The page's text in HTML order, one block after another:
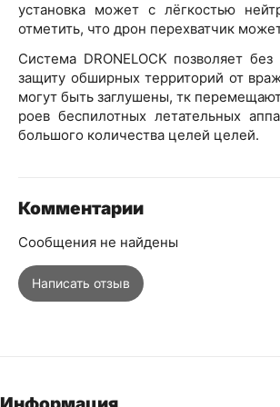
установка может с лёгкостью
отметить, что дрон перехватчик
Система DRONELOCK позволяет
защиту обширных территорий от
могут быть заглушены, тк
роев беспилотных летательных
большого количества целей целей.
Комментарии
Сообщения не найдены
Написать отзыв